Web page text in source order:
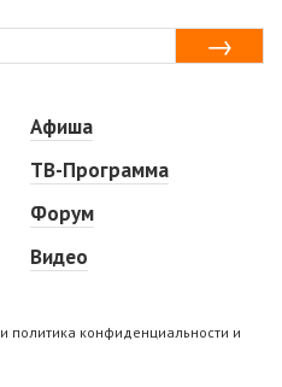
Афиша
ТВ-Программа
Форум
Видео
политика конфиденциальности и